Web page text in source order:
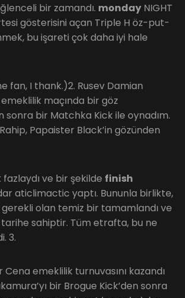
bir zamandı. monday NIGHT
gösterisini açan Triple H öz-put-
bu işareti çok daha iyi hale
fan, I thank.)2. Rusev Damian
maçında bir göz
sonra bir Matchka Kick ile oynadım.
Papaister Black’in gözünden
ve bir şekilde finish
aticlimactic yaptı. Bununla birlikte,
olan temiz bir tamamlandı ve
tarihe sahiptir. Tüm etrafta, bu ne
3.
emeklilik turnuvasını kazandı
bir Brogue Kick’den sonra